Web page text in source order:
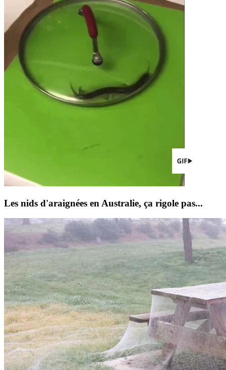
Les nids d'araignées en Australie, ça rigole pas...